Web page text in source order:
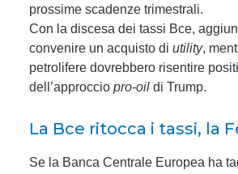
prossime scadenze trimestrali.
Con la discesa dei tassi Bce,
convenire un acquisto di utility,
petrolifere dovrebbero risentire
dell’approccio pro-oil di Trump.
La Bce ritocca i tassi, la
Se la Banca Centrale Europea ha